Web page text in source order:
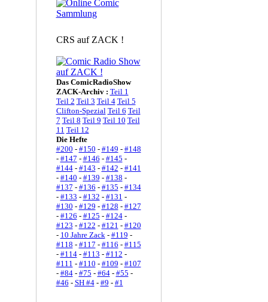
CRS auf ZACK !
Das ComicRadioShow
ZACK-Archiv : Teil 1
Teil 2 Teil 3 Teil 4 Teil 5
Clifton-Spezial Teil 6 Teil
7 Teil 8 Teil 9 Teil 10 Teil
11 Teil 12
Die Hefte
#200 - #150 - #149 - #148
- #147 - #146 - #145 -
#144- #143 - #142 - #141
- #140 - #139 - #138 -
#137 - #136 - #135 - #134
- #133 - #132 - #131 -
#130 - #129 - #128 - #127
- #126 - #125 - #124-
#123 - #122 - #121 - #120
- 10 Jahre Zack- #119 -
#118 - #117 - #116 - #115
- #114- #113 - #112 -
#111 - #110 - #109 - #107
- #84- #75 - #64- #55 -
#46 - SH #4- #9 - #1